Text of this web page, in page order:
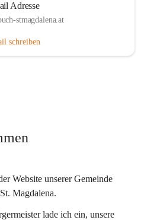
Adresse
stmagdalena.at
schreiben
Website unserer Gemeinde
Magdalena.
lade ich ein, unsere